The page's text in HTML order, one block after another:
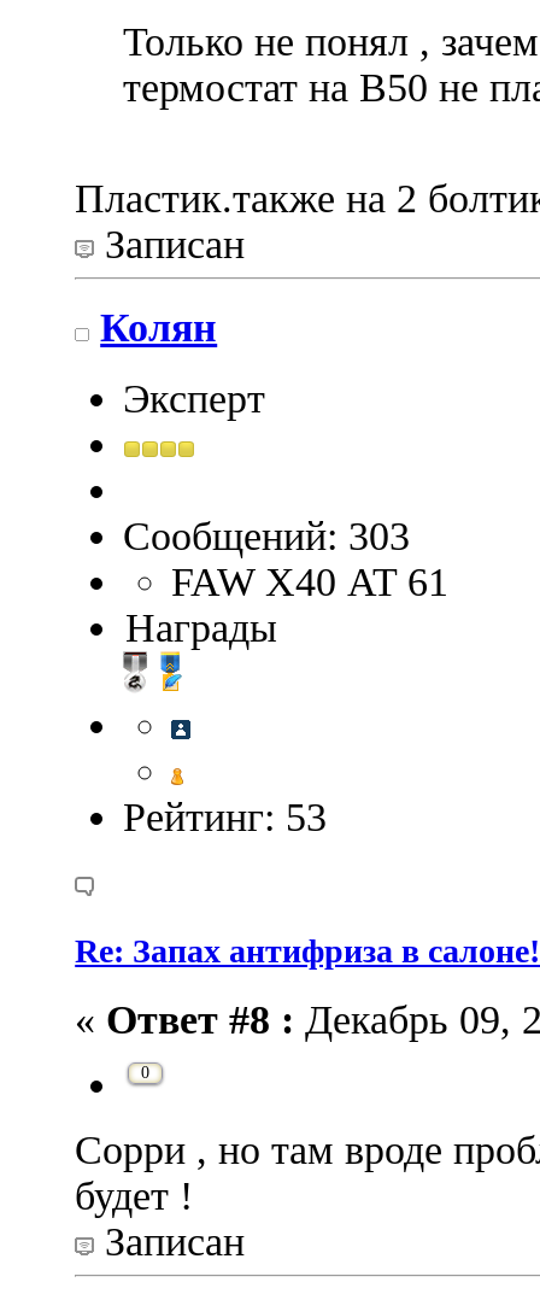
Только не понял ,
термостат на В50 не
Пластик.также на 2
Записан
Колян
Эксперт
Сообщений: 303
FAW Х40 AT 61
Награды
Рейтинг: 53
Re: Запах антифриза в салоне!
« Ответ #8 : Декабрь 09,
0
Сорри , но там вроде
будет !
Записан